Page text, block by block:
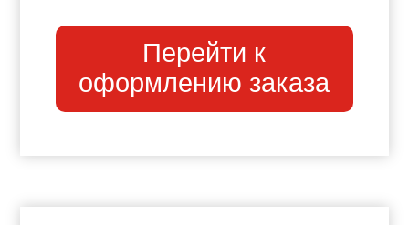
Перейти к
оформлению заказа